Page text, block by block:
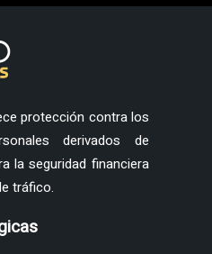
protección contra los
derivados de
la seguridad financiera
tráfico.